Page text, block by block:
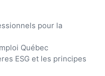
pour la
Québec
ESG et les principes